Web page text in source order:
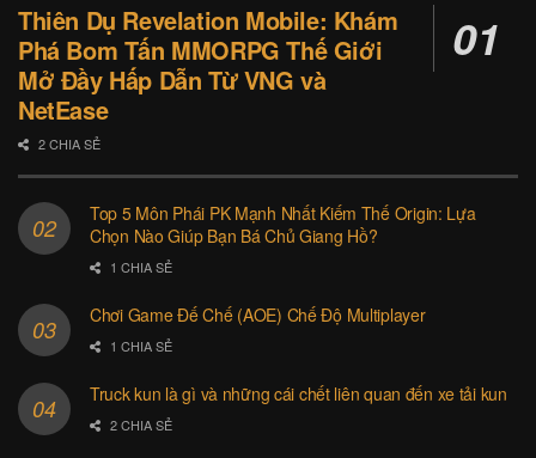
Thiên Dụ Revelation Mobile: Khám
Phá Bom Tấn MMORPG Thế Giới
Mở Đầy Hấp Dẫn Từ VNG và
NetEase
2 CHIA SẺ
Top 5 Môn Phái PK Mạnh Nhất Kiếm Thế Origin: Lựa
Chọn Nào Giúp Bạn Bá Chủ Giang Hồ?
1 CHIA SẺ
Chơi Game Đế Chế (AOE) Chế Độ Multiplayer
1 CHIA SẺ
Truck kun là gì và những cái chết liên quan đến xe tải kun
2 CHIA SẺ